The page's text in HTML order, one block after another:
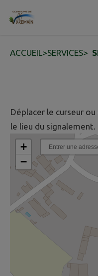
Contenu
ACCUEIL>SERVICES>
Déplacer le curseur
le lieu du signalement.
+
−